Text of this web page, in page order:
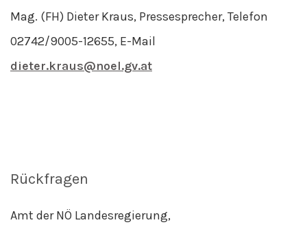
Mag. (FH) Dieter Kraus, Pressesprecher, Telefon
02742/9005-12655, E-Mail
dieter.kraus@noel.gv.at
Rückfragen
Amt der NÖ Landesregierung,